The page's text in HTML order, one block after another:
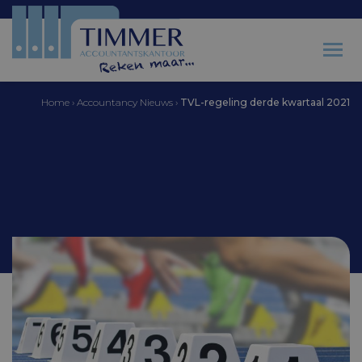
Home › Accountancy Nieuws › TVL-regeling derde kwartaal 2021